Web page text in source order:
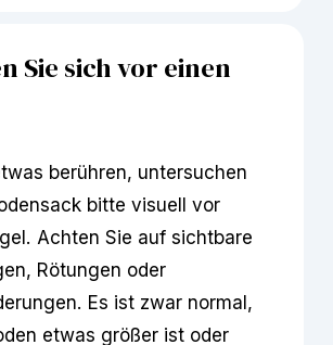
Sie sich vor einen
berühren, untersuchen
bitte visuell vor
Achten Sie auf sichtbare
Rötungen oder
Es ist zwar normal,
etwas größer ist oder